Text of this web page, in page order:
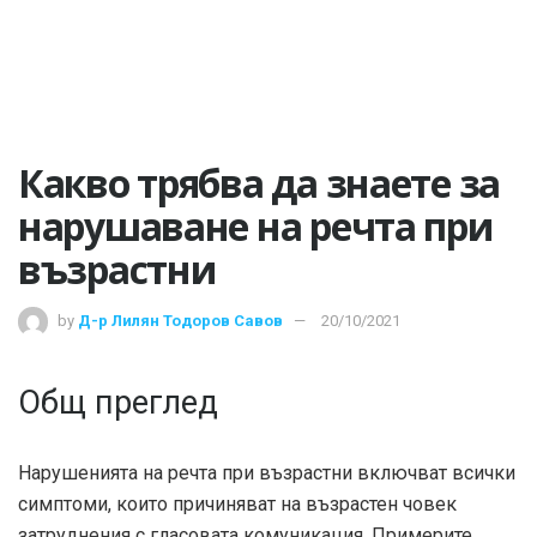
Какво трябва да знаете за
нарушаване на речта при
възрастни
by Д-р Лилян Тодоров Савов 20/10/2021
Общ преглед
Нарушенията на речта при възрастни включват всички
симптоми, които причиняват на възрастен човек